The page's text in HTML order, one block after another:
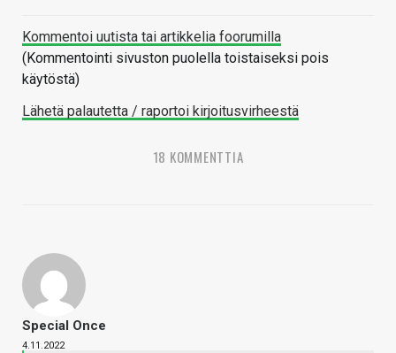
Kommentoi uutista tai artikkelia foorumilla
(Kommentointi sivuston puolella toistaiseksi pois
käytöstä)
Lähetä palautetta / raportoi kirjoitusvirheestä
18 KOMMENTTIA
Special Once
4.11.2022